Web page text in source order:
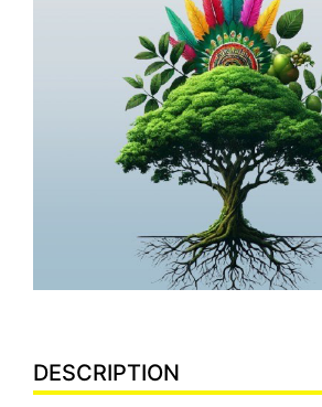
DESCRIPTION